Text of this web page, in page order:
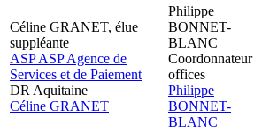
Céline GRANET, élue
suppléante
ASP ASP Agence de
Services et de Paiement
DR Aquitaine
Céline GRANET
Philippe
BONNET-
BLANC
Coordonnateur
offices
Philippe
BONNET-
BLANC